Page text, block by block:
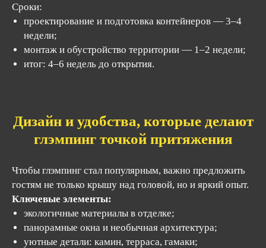
Сроки:
проектирование и подготовка контейнеров — 3–4
недели;
монтаж и обустройство территории — 1–2 недели;
итог: 4–6 недель до открытия.
Дизайн и удобства, которые делают
глэмпинг точкой притяжения
Чтобы глэмпинг стал популярным, важно предложить
гостям не только крышу над головой, но и яркий опыт.
Ключевые элементы:
экологичные материалы в отделке;
панорамные окна и необычная архитектура;
уютные детали: камин, терраса, гамаки;
Московская область, городской округ
Ступино, село Константиновское,
Пн-Вс: с 10:00 до
19:00
+7 (980) 800-21-80
sale@33m.ru
По вопросам закупок и для
коммерческих предложений:
email: order@33m.ru